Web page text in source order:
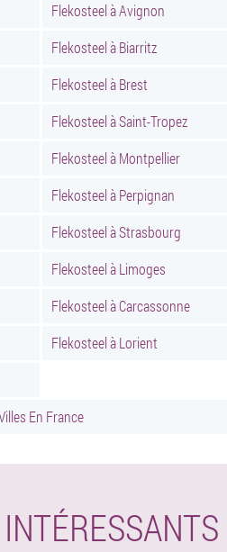
Flekosteel à Avignon
Flekosteel à Biarritz
Flekosteel à Brest
Flekosteel à Saint-Tropez
Flekosteel à Montpellier
Flekosteel à Perpignan
Flekosteel à Strasbourg
Flekosteel à Limoges
Flekosteel à Carcassonne
Flekosteel à Lorient
En France